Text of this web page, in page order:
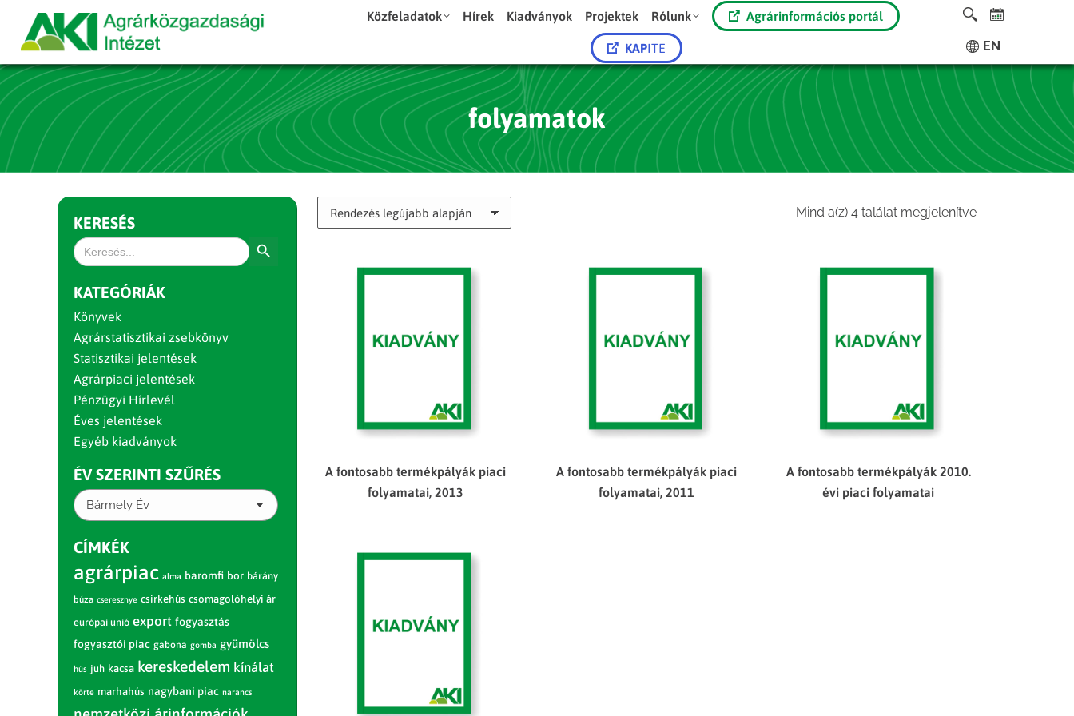
Közfeladatok Hírek Kiadványok Projektek Rólunk Agrárinformációs portál
KAPITE EN
folyamatok
Mind a(z) 4 találat megjelenítveSorted
A fontosabb termékpályák piaci
folyamatai, 2013
A fontosabb termékpályák piaci
folyamatai, 2011
A fontosabb termékpályák 2010.
évi piaci folyamatai
KERESÉS
Search
for:
KATEGÓRIÁK
Könyvek
Agrárstatisztikai zsebkönyv
Statisztikai jelentések
Agrárpiaci jelentések
Pénzügyi Hírlevél
Éves jelentések
Egyéb kiadványok
ÉV SZERINTI SZŰRÉS
Bármely Év
CÍMKÉK
agrárpiac alma baromfi bor bárány
búza cseresznye csirkehús csomagolóhelyi ár
európai unió export fogyasztás
fogyasztói piac gabona gomba gyümölcs
hús juh kacsa kereskedelem kínálat
körte marhahús nagybani piac narancs